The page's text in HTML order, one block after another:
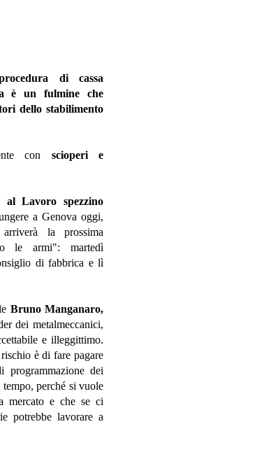
di cassa
è un fulmine che
dello stabilimento
con
scioperi e
al Lavoro spezzino
a Genova oggi,
la prossima
le armi": martedì
di fabbrica e lì
Bruno Manganaro,
dei metalmeccanici,
e illeggittimo.
è di fare pagare
dei
perché si vuole
mercato e che se ci
potrebbe lavorare a